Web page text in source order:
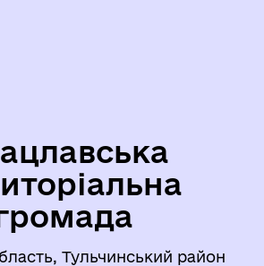
Тульчинський район